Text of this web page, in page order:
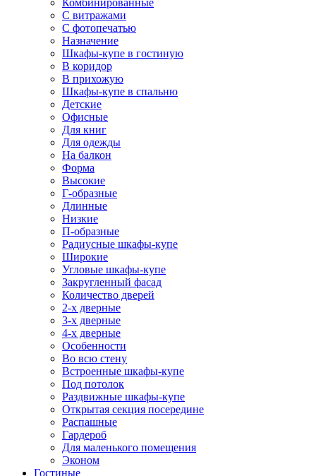
Комбинированные
С витражами
С фотопечатью
Назначение
Шкафы-купе в гостиную
В коридор
В прихожую
Шкафы-купе в спальню
Детские
Офисные
Для книг
Для одежды
На балкон
Форма
Высокие
Г-образные
Длинные
Низкие
П-образные
Радиусные шкафы-купе
Широкие
Угловые шкафы-купе
Закругленный фасад
Количество дверей
2-х дверные
3-х дверные
4-х дверные
Особенности
Во всю стену
Встроенные шкафы-купе
Под потолок
Раздвижные шкафы-купе
Открытая секция посередине
Распашные
Гардероб
Для маленького помещения
Эконом
Гостиные